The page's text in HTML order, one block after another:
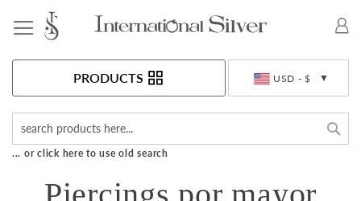
USD - $
PRODUCTS
... or click here to use old search